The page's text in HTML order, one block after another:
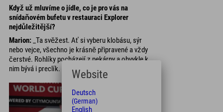
Když už mluvíme o jídle, co je pro vás na
snídaňovém bufetu v restauraci Explorer
nejdůležitější?
Marion: _Ta svěžest. Ať si vyberu klobásu, sýr
nebo vejce, všechno je krásně připravené a vždy
čerstvé. Rohlíky pocházejí z pekárny a obvykle k
nim bývá i preclík.
Website
Deutsch
(German)
English